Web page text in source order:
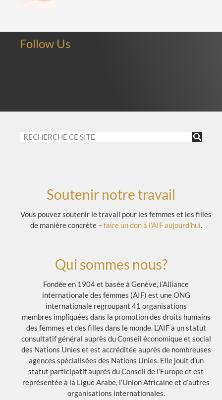
Follow Us
Soutenir notre travail
Vous pouvez soutenir le travail pour les femmes et les filles
de manière concrète –faire un don à l’AIF aujourd’hui.
Qui sommes nous?
Fondée en 1904 et basée à Genève, l’Alliance
internationale des femmes (AIF) est une ONG
internationale regroupant 41 organisations
membres impliquées dans la promotion des droits humains
des femmes et des filles dans le monde. L’AIF a un statut
consultatif général auprès du Conseil économique et social
des Nations Unies et est accréditée auprès de nombreuses
agences spécialisées des Nations Unies. Elle jouit d’un
statut participatif auprès du Conseil de l’Europe et est
représentée à la Ligue Arabe, l’Union Africaine et d’autres
organisations internationales.